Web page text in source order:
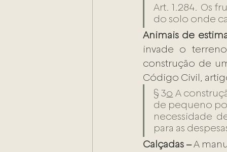
Art. 1.284. Os
do solo onde
Animais de
invade o
construção de
Código Civil,
§ 3o A
de pequeno
necessidade
para as
Calçadas – A